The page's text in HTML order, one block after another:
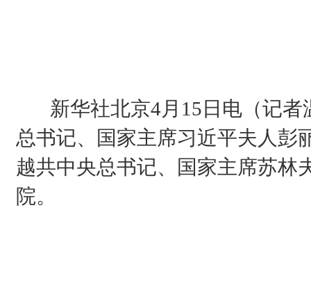
新华社北京4月15日电（记者
总书记、国家主席习近平夫人彭
越共中央总书记、国家主席苏林
院。